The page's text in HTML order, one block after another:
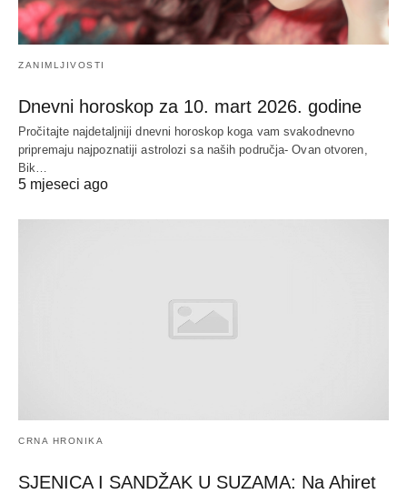
ZANIMLJIVOSTI
Dnevni horoskop za 10. mart 2026. godine
Pročitajte najdetaljniji dnevni horoskop koga vam svakodnevno
pripremaju najpoznatiji astrolozi sa naših područja- Ovan otvoren,
Bik…
5 mjeseci ago
CRNA HRONIKA
SJENICA I SANDŽAK U SUZAMA: Na Ahiret